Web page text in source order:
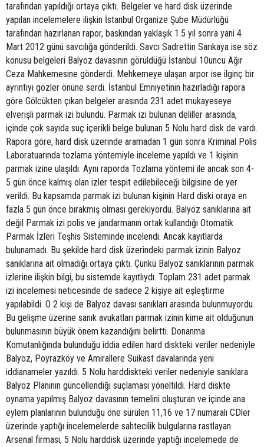
tarafından yapıldığı ortaya çıktı. Belgeler ve hard disk üzerinde
yapılan incelemelere ilişkin İstanbul Organize Şube Müdürlüğü
tarafından hazırlanan rapor, baskından yaklaşık 1.5 yıl sonra yani 4
Mart 2012 günü savcılığa gönderildi. Savcı Sadrettin Sarıkaya ise söz
konusu belgeleri Balyoz davasının görüldüğü İstanbul 10uncu Ağır
Ceza Mahkemesine gönderdi. Mehkemeye ulaşan arpor ise ilginç bir
ayrıntıyı gözler önüne serdi. İstanbul Emniyetinin hazırladığı rapora
göre Gölcükten çıkan belgeler arasında 231 adet mukayeseye
elverişli parmak izi bulundu. Parmak izi bulunan deliller arasında,
içinde çok sayıda suç içerikli belge bulunan 5 Nolu hard disk de vardı.
Rapora göre, hard disk üzerinde aramadan 1 gün sonra Kriminal Polis
Laboratuarında tozlama yöntemiyle inceleme yapıldı ve 1 kişinin
parmak izine ulaşıldı. Aynı raporda Tozlama yöntemi ile ancak son 4-
5 gün önce kalmış olan izler tespit edilebileceği bilgisine de yer
verildi. Bu kapsamda parmak izi bulunan kişinin Hard diski oraya en
fazla 5 gün önce bırakmış olması gerekiyordu. Balyoz sanıklarına ait
değil Parmak izi polis ve jandarmanın ortak kullandığı Otomatik
Parmak İzleri Teşhis Sisteminde incelendi. Ancak kayıtlarda
bulunamadı. Bu şekilde hard disk üzerindeki parmak izinin Balyoz
sanıklarına ait olmadığı ortaya çıktı. Çünkü Balyoz sanıklarının parmak
izlerine ilişkin bilgi, bu sistemde kayıtlıydı. Toplam 231 adet parmak
izi incelemesi neticesinde de sadece 2 kişiye ait eşleştirme
yapılabildi. O 2 kişi de Balyoz davası sanıkları arasında bulunmuyordu.
Bu gelişme üzerine sanık avukatları parmak izinin kime ait olduğunun
bulunmasının büyük önem kazandığını belirtti. Donanma
Komutanlığında bulunduğu iddia edilen hard diskteki veriler nedeniyle
Balyoz, Poyrazköy ve Amirallere Suikast davalarında yeni
iddianameler yazıldı. 5 Nolu harddiskteki veriler nedeniyle sanıklara
Balyoz Planının güncellendiği suçlaması yöneltildi. Hard diskte
oynama yapılmış Balyoz davasının temelini oluşturan ve içinde ana
eylem planlarının bulunduğu öne sürülen 11,16 ve 17 numaralı CDler
üzerinde yaptığı incelemelerde sahtecilik bulgularına rastlayan
Arsenal firması, 5 Nolu harddisk üzerinde yaptığı incelemede de